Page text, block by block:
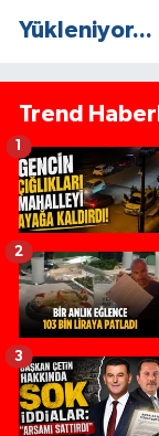
Yükleniyor...
Trend
1
2
3